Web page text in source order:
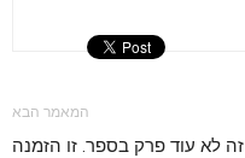
המאמר הבא
זה לא עוד פרק בספר. זו הזמנה